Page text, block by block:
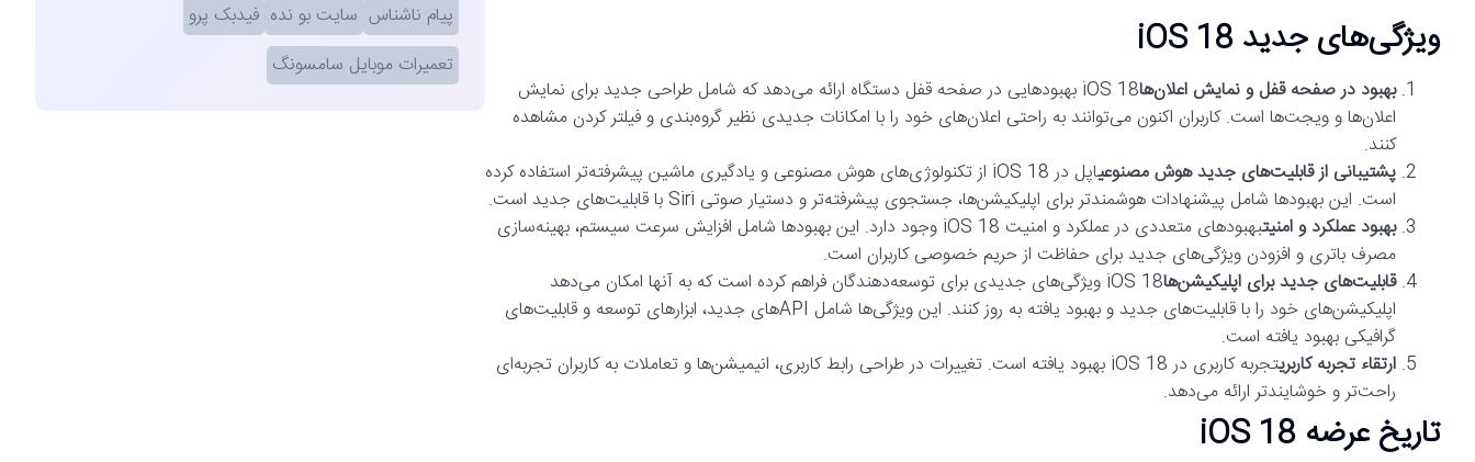
ویژگی‌های جدید iOS 18
بهبود در صفحه قفل و نمایش اعلان‌ها
iOS 18 بهبودهایی در صفحه قفل دستگاه ارائه می‌دهد که شامل طراحی جدید برای نمایش
اعلان‌ها و ویجت‌ها است. کاربران اکنون می‌توانند به راحتی اعلان‌های خود را با امکانات جدیدی نظیر گروه‌بندی و فیلتر کردن مشاهده
کنند.
پشتیبانی از قابلیت‌های جدید هوش مصنوعی
اپل در iOS 18 از تکنولوژی‌های هوش مصنوعی و یادگیری ماشین پیشرفته‌تر استفاده کرده
است. این بهبودها شامل پیشنهادات هوشمندتر برای اپلیکیشن‌ها، جستجوی پیشرفته‌تر و دستیار صوتی Siri با قابلیت‌های جدید است.
بهبود عملکرد و امنیت
بهبودهای متعددی در عملکرد و امنیت iOS 18 وجود دارد. این بهبودها شامل افزایش سرعت سیستم، بهینه‌سازی
مصرف باتری و افزودن ویژگی‌های جدید برای حفاظت از حریم خصوصی کاربران است.
قابلیت‌های جدید برای اپلیکیشن‌ها
iOS 18 ویژگی‌های جدیدی برای توسعه‌دهندگان فراهم کرده است که به آنها امکان می‌دهد
اپلیکیشن‌های خود را با قابلیت‌های جدید و بهبود یافته به روز کنند. این ویژگی‌ها شامل API‌های جدید، ابزارهای توسعه و قابلیت‌های
گرافیکی بهبود یافته است.
ارتقاء تجربه کاربری
تجربه کاربری در iOS 18 بهبود یافته است. تغییرات در طراحی رابط کاربری، انیمیشن‌ها و تعاملات به کاربران تجربه‌ای
راحت‌تر و خوشایندتر ارائه می‌دهد.
تاریخ عرضه iOS 18
پیام ناشناس سایت بو نده فیدبک پرو
تعمیرات موبایل سامسونگ